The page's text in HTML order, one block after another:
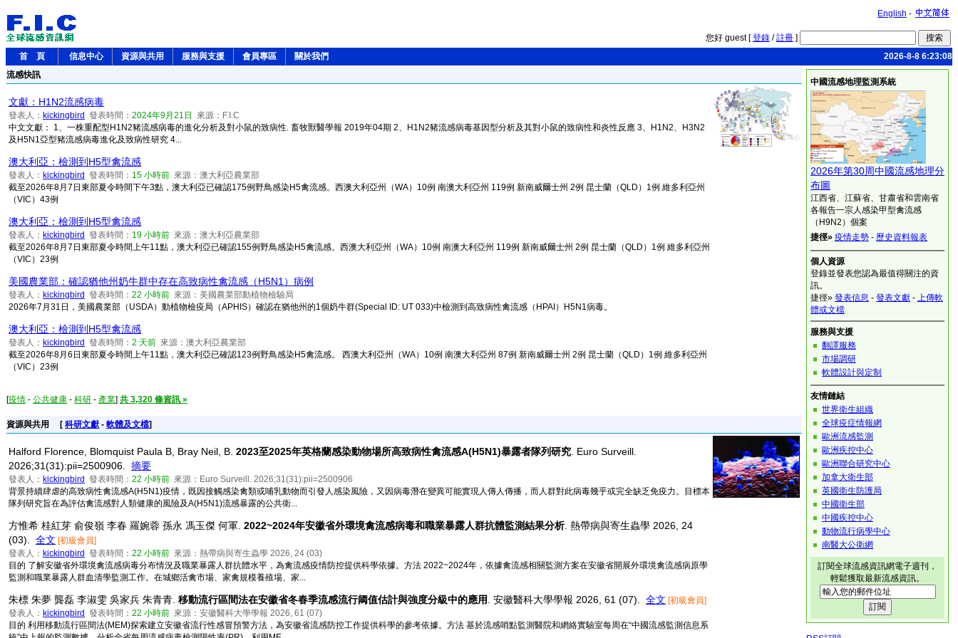
English -
您好 guest [登錄 /註冊 ]
首 頁
信息中心 資源與共用 服務與支援 會員專區 關於我們
2026-8-8 6:23:08
流感快訊
文獻：H1N2流感病毒
發表人： kickingbird 發表時間： 2024年9月21日
來源：F.I.C
中文文獻： 1、一株重配型H1N2豬流感病毒的進化分析及對小鼠的致病性. 畜牧獸醫學報 2019年04期 2、H1N2豬流感病毒基因型分析及其對小鼠的致病性和炎性反應 3、H1N2、H3N2
及H5N1亞型豬流感病毒進化及致病性研究 4...
澳大利亞：檢測到H5型禽流感
發表人： kickingbird 發表時間： 15 小時前 來源：澳大利亞農業部
截至2026年8月7日東部夏令時間下午3點，澳大利亞已確認175例野鳥感染H5禽流感。西澳大利亞州（WA）10例 南澳大利亞州 119例 新南威爾士州 2例 昆士蘭（QLD）1例 維多利亞州
（VIC）43例
澳大利亞：檢測到H5型禽流感
發表人： kickingbird 發表時間： 19 小時前 來源：澳大利亞農業部
截至2026年8月7日東部夏令時間上午11點，澳大利亞已確認155例野鳥感染H5禽流感。西澳大利亞州（WA）10例 南澳大利亞州 119例 新南威爾士州 2例 昆士蘭（QLD）1例 維多利亞州
（VIC）23例
美國農業部：確認猶他州奶牛群中存在高致病性禽流感（H5N1）病例
發表人： kickingbird 發表時間： 22 小時前 來源：美國農業部動植物檢驗局
2026年7月31日，美國農業部（USDA）動植物檢疫局（APHIS）確認在猶他州的1個奶牛群(Special ID: UT 033)中檢測到高致病性禽流感（HPAI）H5N1病毒。
澳大利亞：檢測到H5型禽流感
發表人： kickingbird 發表時間： 2 天前 來源：澳大利亞農業部
截至2026年8月6日東部夏令時間上午11點，澳大利亞已確認123例野鳥感染H5禽流感。 西澳大利亞州（WA）10例 南澳大利亞州 87例 新南威爾士州 2例 昆士蘭（QLD）1例 維多利亞州
（VIC）23例
[疫情 - 公共健康 - 科研 - 產業] 共 3,320 條資訊 »
資源與共用 [ 科研文獻 - 軟體及文檔]
Halford Florence, Blomquist Paula B, Bray Neil, B. 2023至2025年英格蘭感染動物場所高致病性禽流感A(H5N1)暴露者隊列研究 . Euro Surveill.
2026;31(31):pii=2500906. 摘要
發表人： kickingbird 發表時間： 22 小時前 來源：Euro Surveill. 2026;31(31):pii=2500906
背景持續肆虐的高致病性禽流感A(H5N1)疫情，既因接觸感染禽類或哺乳動物而引發人感染風險，又因病毒潛在變異可能實現人傳人傳播，而人群對此病毒幾乎或完全缺乏免疫力。目標本
隊列研究旨在為評估禽流感對人類健康的風險及A(H5N1)流感暴露的公共衛...
方惟希 桂紅芽 俞俊嶺 李春 羅婉蓉 孫永 馮玉傑 何軍. 2022~2024年安徽省外環境禽流感病毒和職業暴露人群抗體監測結果分析. 熱帶病與寄生蟲學 2026, 24
(03). 全文 [初級會員]
發表人： kickingbird 發表時間： 22 小時前 來源：熱帶病與寄生蟲學 2026, 24 (03)
目的 了解安徽省外環境禽流感病毒分布情況及職業暴露人群抗體水平，為禽流感疫情防控提供科學依據。方法 2022~2024年，依據禽流感相關監測方案在安徽省開展外環境禽流感病原學
監測和職業暴露人群血清學監測工作。在城鄉活禽市場、家禽規模養殖場、家...
朱標 朱夢 龔磊 李淑雯 吳家兵 朱青青. 移動流行區間法在安徽省冬春季流感流行阈值估計與強度分級中的應用 . 安徽醫科大學學報 2026, 61 (07). 全文 [初級會員]
發表人： kickingbird 發表時間： 22 小時前 來源：安徽醫科大學學報 2026, 61 (07)
目的 利用移動流行區間法(MEM)探索建立安徽省流行性感冒預警方法，為安徽省流感防控工作提供科學的參考依據。方法 基於流感哨點監測醫院和網絡實驗室每周在“中國流感監測信息系
中國流感地理監測系統
2026年第30周中國流感地理分
布圖
江西省、江蘇省、甘肅省和雲南省
各報告一宗人感染甲型禽流感
（H9N2）個案
捷徑» 疫情走勢 - 歷史資料報表
個人資源
登錄並發表您認為最值得關注的資
訊。
捷徑» 發表信息 - 發表文獻 - 上傳軟
體或文檔
服務與支援
翻譯服務
市場調研
軟體設計與定制
友情鏈結
世界衛生組織
全球疫症情報網
歐洲流感監測
歐洲疾控中心
歐洲聯合研究中心
加拿大衛生部
英國衛生防護局
中國衛生部
中國疾控中心
動物流行病學中心
南醫大公衛網
訂閱全球流感資訊網電子週刊，
輕鬆獲取最新流感資訊。